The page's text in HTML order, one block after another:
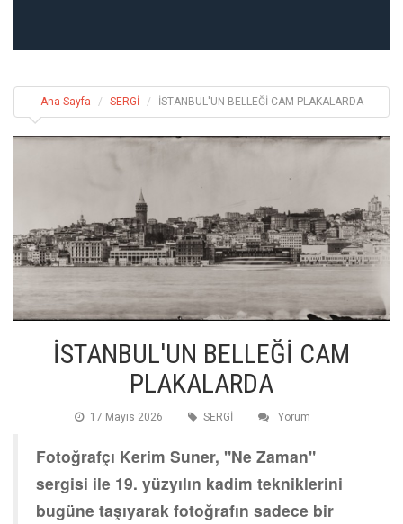
Ana Sayfa SERGİ İSTANBUL'UN BELLEĞİ CAM PLAKALARDA
İSTANBUL'UN BELLEĞİ CAM
PLAKALARDA
17 Mayis 2026 SERGİ Yorum
Fotoğrafçı Kerim Suner, "Ne Zaman"
sergisi ile 19. yüzyılın kadim tekniklerini
bugüne taşıyarak fotoğrafın sadece bir